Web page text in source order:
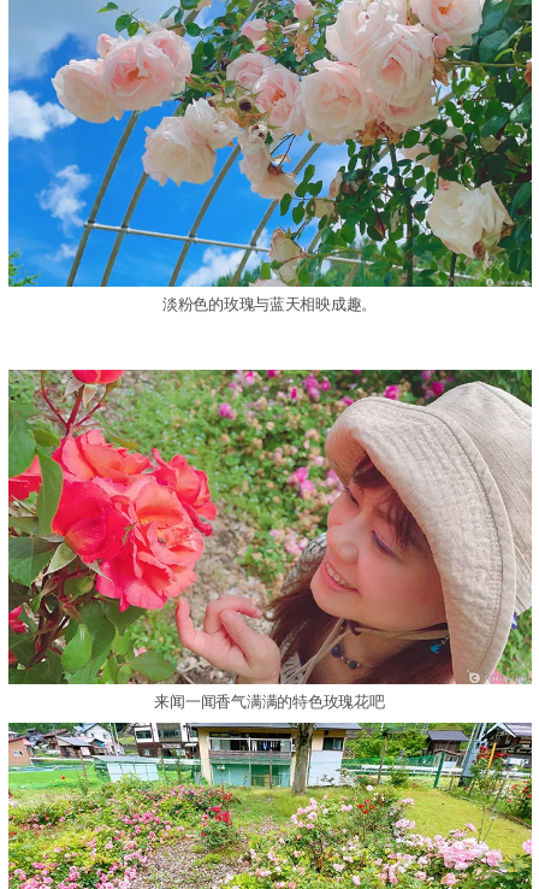
淡粉色的玫瑰与蓝天相映成趣。
来闻一闻香气满满的特色玫瑰花吧